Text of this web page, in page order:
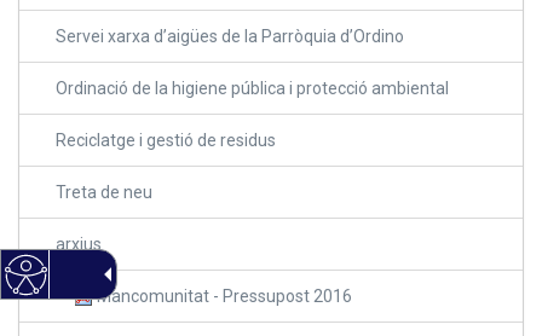
Servei xarxa d’aigües de la Parròquia d’Ordino
Ordinació de la higiene pública i protecció ambiental
Reciclatge i gestió de residus
Treta de neu
arxius
Mancomunitat - Pressupost 2016